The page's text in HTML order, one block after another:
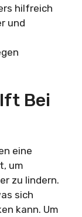
hilfreich
und
Bei
eine
um
zu lindern.
sich
kann. Um